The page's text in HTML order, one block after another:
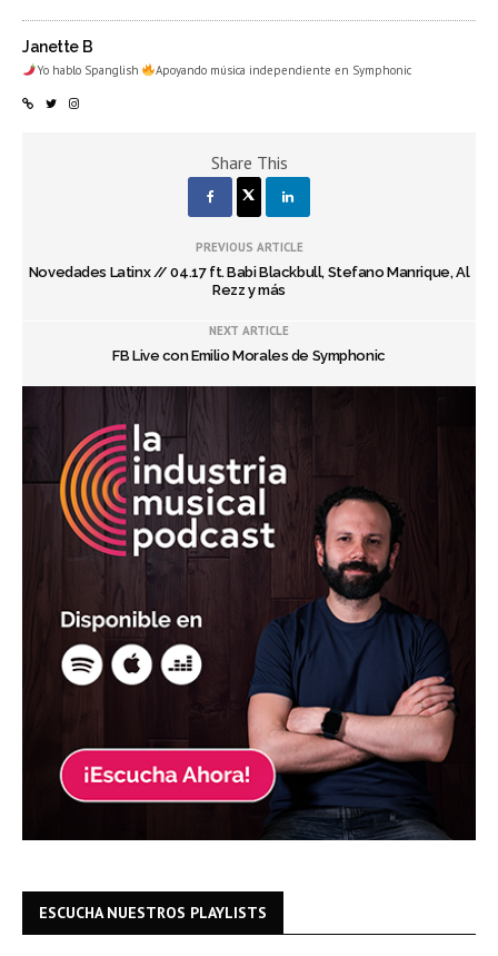
Janette B
Yo hablo Spanglish Apoyando música independiente en Symphonic
Share This
PREVIOUS ARTICLE
Novedades Latinx // 04.17 ft. Babi Blackbull, Stefano Manrique, Al
Rezz y más
NEXT ARTICLE
FB Live con Emilio Morales de Symphonic
ESCUCHA NUESTROS PLAYLISTS